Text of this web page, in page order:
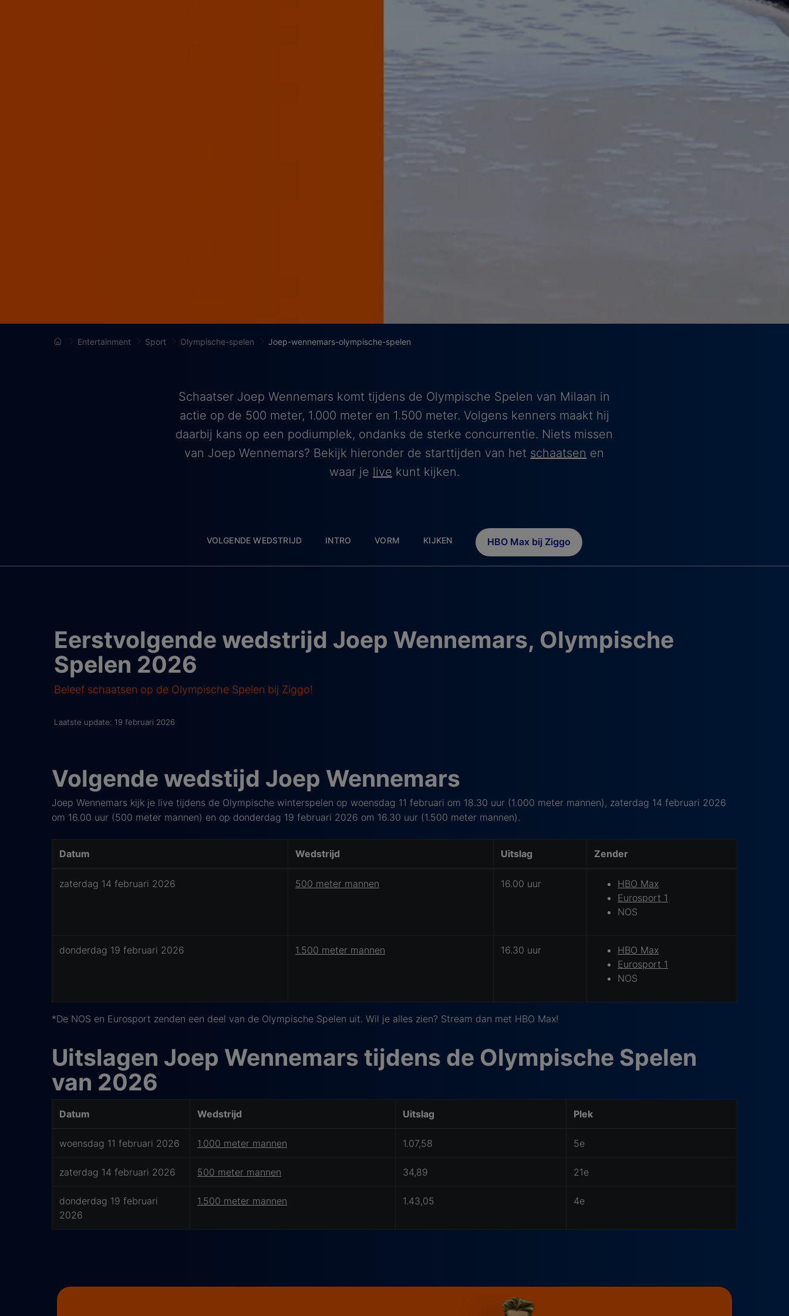
Entertainment Sport Olympische-spelen Joep-wennemars-olympische-spelen
Schaatser Joep Wennemars komt tijdens de Olympische Spelen van Milaan in
actie op de 500 meter, 1.000 meter en 1.500 meter. Volgens kenners maakt hij
daarbij kans op een podiumplek, ondanks de sterke concurrentie. Niets missen
van Joep Wennemars? Bekijk hieronder de starttijden van het schaatsen en
waar je live kunt kijken.
VOLGENDE WEDSTRIJD INTRO VORM KIJKEN HBO Max bij Ziggo
Eerstvolgende wedstrijd Joep Wennemars, Olympische
Spelen 2026
Beleef schaatsen op de Olympische Spelen bij Ziggo!
Laatste update: 19 februari 2026
Volgende wedstijd Joep Wennemars
Joep Wennemars kijk je live tijdens de Olympische winterspelen op woensdag 11 februari om 18.30 uur (1.000 meter mannen), zaterdag 14 februari 2026
om 16.00 uur (500 meter mannen) en op donderdag 19 februari 2026 om 16.30 uur (1.500 meter mannen).
Datum Wedstrijd Uitslag Zender
zaterdag 14 februari 2026 500 meter mannen 16.00 uur
HBO Max
Eurosport 1
NOS
donderdag 19 februari 2026 1.500 meter mannen 16.30 uur
HBO Max
Eurosport 1
NOS
*De NOS en Eurosport zenden een deel van de Olympische Spelen uit. Wil je alles zien? Stream dan met HBO Max!
Uitslagen Joep Wennemars tijdens de Olympische Spelen
van 2026
Datum Wedstrijd Uitslag Plek
woensdag 11 februari 2026 1.000 meter mannen 1.07,58 5e
zaterdag 14 februari 2026 500 meter mannen 34,89 21e
donderdag 19 februari
2026
1.500 meter mannen 1.43,05 4e